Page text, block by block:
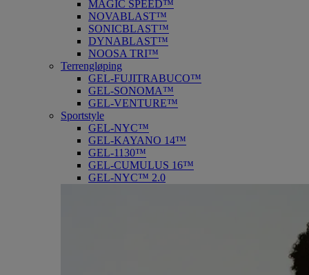
MAGIC SPEED™
NOVABLAST™
SONICBLAST™
DYNABLAST™
NOOSA TRI™
Terrengløping
GEL-FUJITRABUCO™
GEL-SONOMA™
GEL-VENTURE™
Sportstyle
GEL-NYC™
GEL-KAYANO 14™
GEL-1130™
GEL-CUMULUS 16™
GEL-NYC™ 2.0